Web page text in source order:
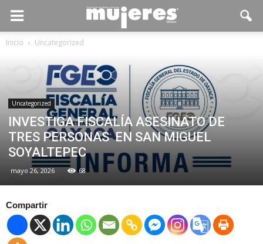
Inicio Uncategorized
Uncategorized
INVESTIGA FISCALÍA ASESINATO DE
TRES PERSONAS EN SAN MIGUEL
SOYALTEPEC
mayo 26, 2026 68
Compartir